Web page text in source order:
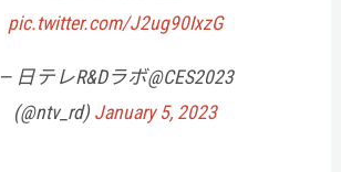
pic.twitter.com/J2ug90IxzG
— 日テレR&Dラボ@CES2023
(@ntv_rd) January 5, 2023